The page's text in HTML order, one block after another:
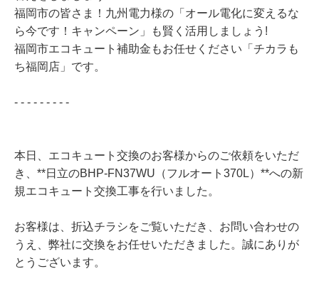
福岡市の皆さま！九州電力様の「オール電化に変えるな
ら今です！キャンペーン」も賢く活用しましょう!
福岡市エコキュート補助金もお任せください「チカラも
ち福岡店」です。
- - - - - - - - -
本日、エコキュート交換のお客様からのご依頼をいただ
き、**日立のBHP-FN37WU（フルオート370L）**への新
規エコキュート交換工事を行いました。
お客様は、折込チラシをご覧いただき、お問い合わせの
うえ、弊社に交換をお任せいただきました。誠にありが
とうございます。